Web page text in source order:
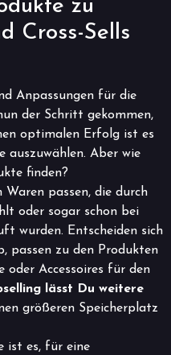
zu
Cross-Sells
Anpassungen für die
der Schritt gekommen,
optimalen Erfolg ist es
auszuwählen. Aber wie
finden?
passen, die durch
oder sogar schon bei
wurden. Entscheiden sich
passen zu den Produkten
oder Accessoires für den
lässt Du weitere
größeren Speicherplatz
ist es, für eine